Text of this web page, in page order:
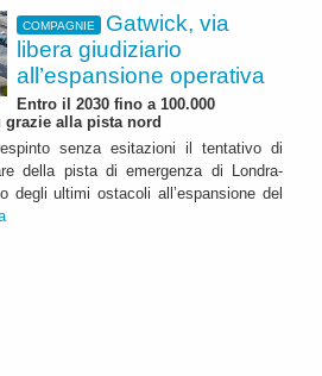
COMPAGNIE
Gatwick, via
libera giudiziario
all’espansione operativa
Entro il 2030 fino a 100.000
alla pista nord
senza esitazioni il tentativo di
della pista di emergenza di Londra-
degli ultimi ostacoli all’espansione del